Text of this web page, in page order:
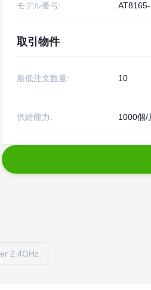
モデル番号:
取引物件
最低注文数量: 10
供給能力: 1000個/
2.4GHz